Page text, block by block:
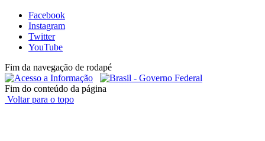
Facebook
Instagram
Twitter
YouTube
Fim da navegação de rodapé
Fim do conteúdo da página
Voltar para o topo